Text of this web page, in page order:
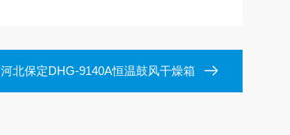
河北保定DHG-9140A恒温鼓风干燥箱